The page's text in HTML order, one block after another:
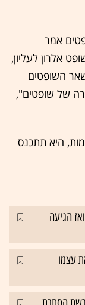
אמר
אלרון לעליון,
השופטים
של שופטים",
היא תתכנס
מיליון שקל, ואז הגיעה
עצמו